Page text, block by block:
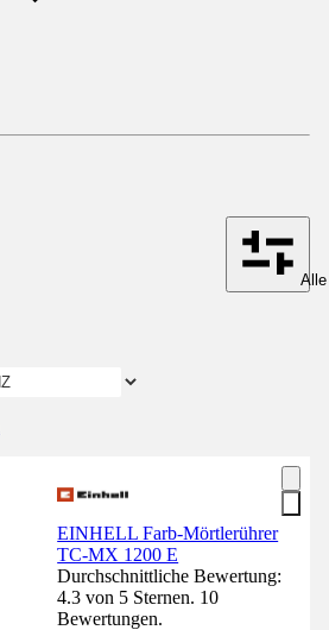
EINHELL Farb-Mörtlerührer
TC-MX 1200 E
Durchschnittliche Bewertung:
4.3 von 5 Sternen. 10
Bewertungen.